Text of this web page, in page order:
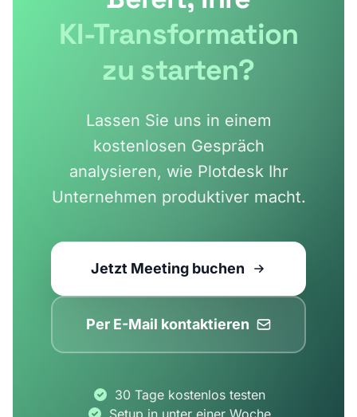
KI-Transformation
zu starten?
Lassen Sie uns in einem
kostenlosen Gespräch
analysieren, wie Plotdesk Ihr
Unternehmen produktiver macht.
Jetzt Meeting buchen
Per E-Mail kontaktieren
30 Tage kostenlos testen
Setup in unter einer Woche